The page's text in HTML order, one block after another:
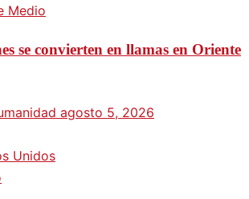
Medio
se convierten en llamas en Oriente
agosto 5, 2026
Unidos